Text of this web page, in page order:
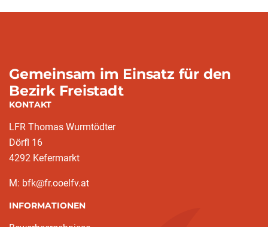
Gemeinsam im Einsatz für den
Bezirk Freistadt
KONTAKT
LFR Thomas Wurmtödter
Dörfl 16
4292 Kefermarkt
M: bfk@fr.ooelfv.at
INFORMATIONEN